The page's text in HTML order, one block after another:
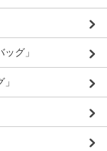
グ」